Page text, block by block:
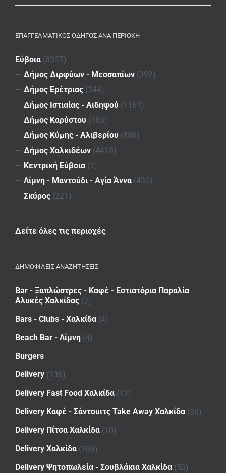
ΕΠΑΓΓΕΛΜΑΤΙΚΌΣ ΟΔΗΓΌΣ ΑΝΆ ΠΕΡΙΟΧΉ
Εύβοια (8337)
— Δήμος Διρφύων - Μεσσαπίων (392)
— Δήμος Ερέτριας (344)
— Δήμος Ιστιαίας - Αιδηψού (1161)
— Δήμος Καρύστου (485)
— Δήμος Κύμης - Αλιβερίου (886)
— Δήμος Χαλκιδέων (4418)
— Κεντρική Εύβοια (1)
— Λίμνη - Μαντούδι - Αγία Άννα (430)
— Σκύρος (221)
Δείτε όλες τις περιοχές
ΔΗΜΟΦΙΛΕΙΣ ΑΝΑΖΗΤΗΣΕΙΣ
Bar - Ξαπλώστρες - Καφέ - Εστιατόρια Παραλία
Αλυκές Χαλκίδας (7)
Bars - Clubs - Χαλκίδα (4)
Beach Bar - Λίμνη (4)
Burgers
Delivery (136)
Delivery Fast Food Χαλκίδα (12)
Delivery Καφέ - Σάντουιτς Take Away Χαλκίδα (38)
Delivery Πίτσα Χαλκίδα (10)
Delivery Χαλκίδα (109)
Delivery Ψητοπωλεία - Σουβλάκια Χαλκίδα (50)